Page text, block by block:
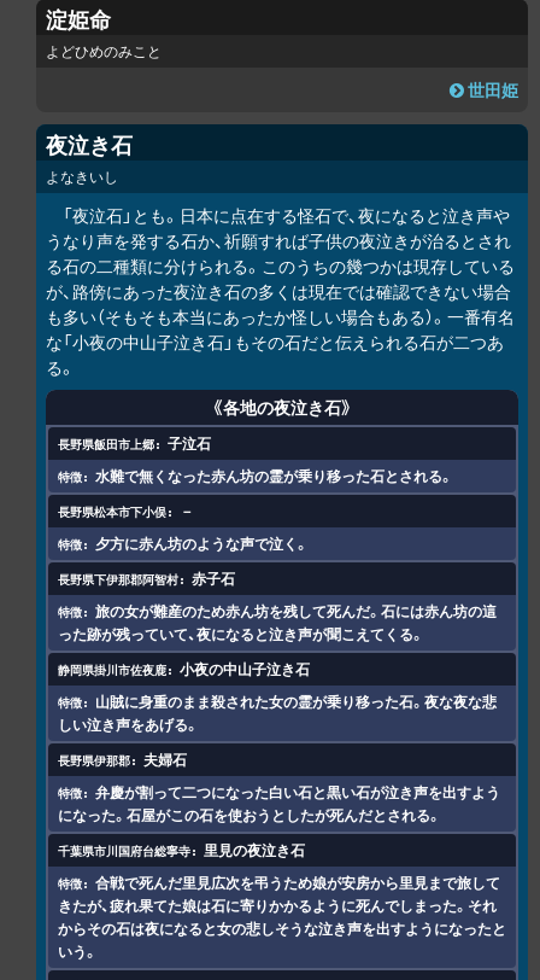
淀姫命
よどひめのみこと
世田姫
夜泣き石
よなきいし
「夜泣石」とも。日本に点在する怪石で、夜になると泣き声や
うなり声を発する石か、祈願すれば子供の夜泣きが治るとされ
る石の二種類に分けられる。このうちの幾つかは現存している
が、路傍にあった夜泣き石の多くは現在では確認できない場合
も多い（そもそも本当にあったか怪しい場合もある）。一番有名
な「小夜の中山子泣き石」もその石だと伝えられる石が二つあ
る。
《各地の夜泣き石》
子泣石
水難で無くなった赤ん坊の霊が乗り移った石とされる。
－
夕方に赤ん坊のような声で泣く。
赤子石
旅の女が難産のため赤ん坊を残して死んだ。石には赤ん坊の這
った跡が残っていて、夜になると泣き声が聞こえてくる。
小夜の中山子泣き石
山賊に身重のまま殺された女の霊が乗り移った石。夜な夜な悲
しい泣き声をあげる。
夫婦石
弁慶が割って二つになった白い石と黒い石が泣き声を出すよう
になった。石屋がこの石を使おうとしたが死んだとされる。
里見の夜泣き石
合戦で死んだ里見広次を弔うため娘が安房から里見まで旅して
きたが、疲れ果てた娘は石に寄りかかるように死んでしまった。それ
からその石は夜になると女の悲しそうな泣き声を出すようになったと
いう。